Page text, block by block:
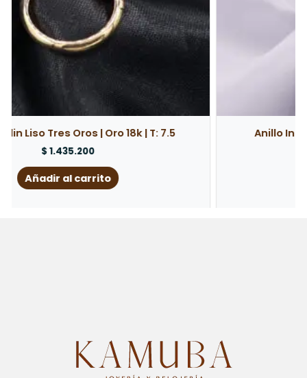
Anillo Infinito Circones Blancos | Oro 18k
Añadir al carrito